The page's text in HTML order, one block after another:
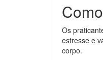
Os
estresse e
corpo.